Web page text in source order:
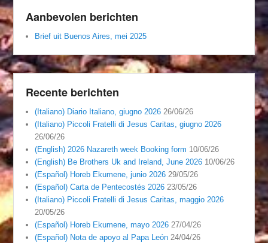
Aanbevolen berichten
Brief uit Buenos Aires, mei 2025
Recente berichten
(Italiano) Diario Italiano, giugno 2026 26/06/26
(Italiano) Piccoli Fratelli di Jesus Caritas, giugno 2026
26/06/26
(English) 2026 Nazareth week Booking form 10/06/26
(English) Be Brothers Uk and Ireland, June 2026 10/06/26
(Español) Horeb Ekumene, junio 2026 29/05/26
(Español) Carta de Pentecostés 2026 23/05/26
(Italiano) Piccoli Fratelli di Jesus Caritas, maggio 2026
20/05/26
(Español) Horeb Ekumene, mayo 2026 27/04/26
(Español) Nota de apoyo al Papa León 24/04/26